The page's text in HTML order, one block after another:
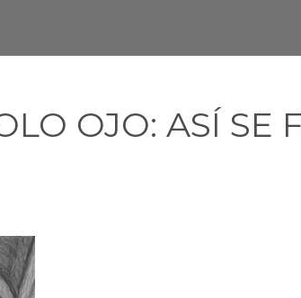
OJO: ASÍ SE